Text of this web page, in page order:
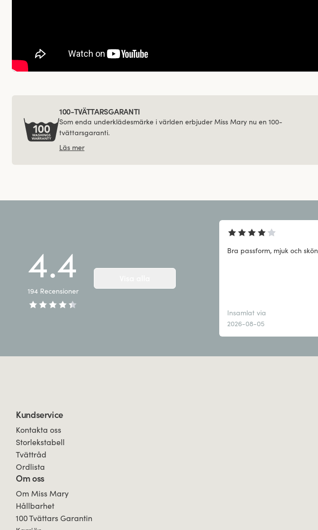
100-TVÄTTARSGARANTI
Som enda underklädesmärke i världen erbjuder Miss Mary nu en 100-
tvättarsgaranti.
Läs mer
4.4
194 Recensioner
Bra passform, mjuk och skön
Insamlat via
2026-08-05
Kundservice
Kontakta oss
Storlekstabell
Tvättråd
Ordlista
Om oss
Om Miss Mary
Hållbarhet
100 Tvättars Garantin